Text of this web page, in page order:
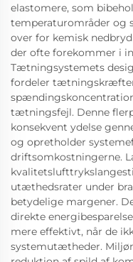
elastomere, som
temperaturområder og
over for kemisk
der ofte forekommer i
Tætningsystemets
fordeler
tætningsfejl. Denne
konsekvent ydelse
og opretholder
driftsomkostningerne.
utæthedsrater under
betydelige margener.
direkte
mere effektivt, når de
systemutætheder.